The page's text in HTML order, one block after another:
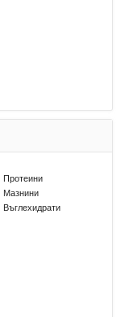
Протеини
Мазнини
Въглехидрати